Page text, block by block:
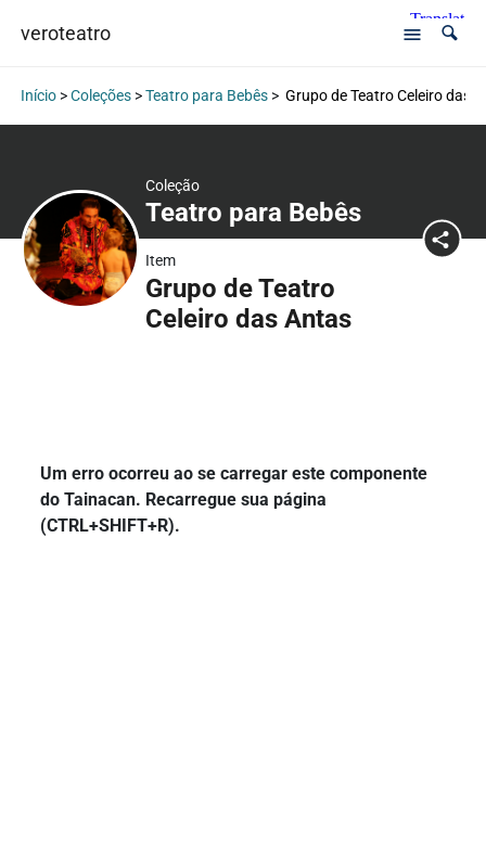
veroteatro
Início>Coleções>Teatro para Bebês> Grupo de Teatro Celeiro das
Coleção
Teatro para Bebês
Item
Grupo de Teatro
Celeiro das Antas
Um erro ocorreu ao se carregar este componente
do Tainacan. Recarregue sua página
(CTRL+SHIFT+R).